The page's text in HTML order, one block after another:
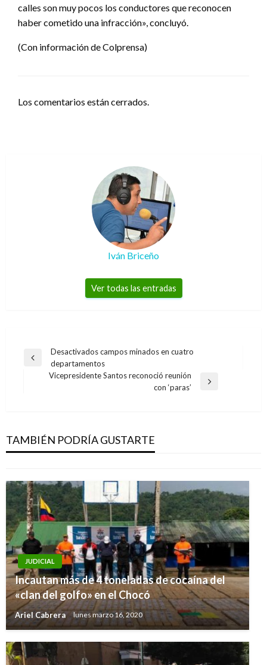
calles son muy pocos los conductores que reconocen
haber cometido una infracción», concluyó.
(Con información de Colprensa)
Los comentarios están cerrados.
Iván Briceño
Ver todas las entradas
Navegación
Entrada
anterior
Desactivados campos minados en cuatro
departamentos
Vicepresidente Santos reconoció reunión
con ‘paras’
TAMBIÉN PODRÍA GUSTARTE
Antioquia
Andres Felipe Gama martes octubre 18, 2016
JUDICIAL
Incautan más de 4 toneladas de cocaína del
«clan del golfo» en el Chocó
Ariel Cabrera lunes marzo 16, 2020